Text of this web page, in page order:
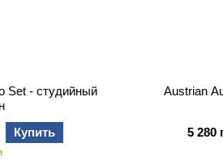
Set - студийный
Купить
Austrian
5 280